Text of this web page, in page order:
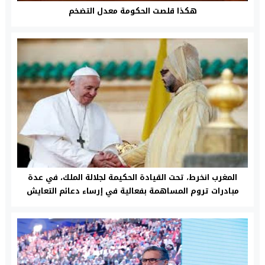
هكذا قلصت الحكومة معدل التضخم
المغرب انخرط، تحت القيادة الحكيمة لجلالة الملك، في عدة
مبادرات تروم المساهمة بفعالية في إرساء دعائم التعايش